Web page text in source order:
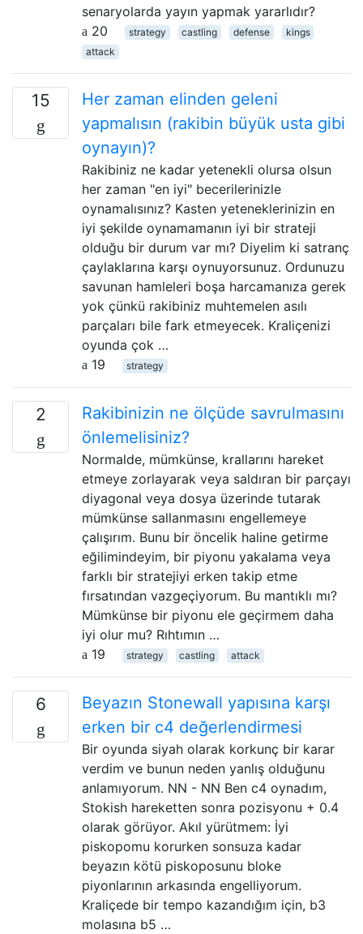
senaryolarda yayın yapmak yararlıdır?
20
strategy castling defense
kings
attack
15
Her zaman elinden geleni
yapmalısın (rakibin büyük usta gibi
oynayın)?
Rakibiniz ne kadar yetenekli olursa olsun
her zaman "en iyi" becerilerinizle
oynamalısınız? Kasten yeteneklerinizin en
iyi şekilde oynamamanın iyi bir strateji
olduğu bir durum var mı? Diyelim ki satranç
çaylaklarına karşı oynuyorsunuz. Ordunuzu
savunan hamleleri boşa harcamanıza gerek
yok çünkü rakibiniz muhtemelen asılı
parçaları bile fark etmeyecek. Kraliçenizi
oyunda çok …
19
strategy
2
Rakibinizin ne ölçüde savrulmasını
önlemelisiniz?
Normalde, mümkünse, krallarını hareket
etmeye zorlayarak veya saldıran bir parçayı
diyagonal veya dosya üzerinde tutarak
mümkünse sallanmasını engellemeye
çalışırım. Bunu bir öncelik haline getirme
eğilimindeyim, bir piyonu yakalama veya
farklı bir stratejiyi erken takip etme
fırsatından vazgeçiyorum. Bu mantıklı mı?
Mümkünse bir piyonu ele geçirmem daha
iyi olur mu? Rıhtımın …
19
strategy castling attack
6
Beyazın Stonewall yapısına karşı
erken bir c4 değerlendirmesi
Bir oyunda siyah olarak korkunç bir karar
verdim ve bunun neden yanlış olduğunu
anlamıyorum. NN - NN Ben c4 oynadım,
Stokish hareketten sonra pozisyonu + 0.4
olarak görüyor. Akıl yürütmem: İyi
piskopomu korurken sonsuza kadar
beyazın kötü piskoposunu bloke
piyonlarının arkasında engelliyorum.
Kraliçede bir tempo kazandığım için, b3
molasına b5 …